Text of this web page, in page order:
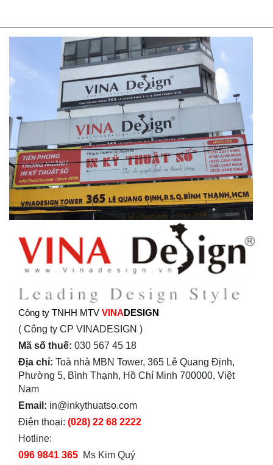
Công ty TNHH MTV VINADESIGN
( Công ty CP VINADESIGN )
Mã số thuế: 030 567 45 18
Địa chỉ: Toà nhà MBN Tower, 365 Lê Quang Định,
Phường 5, Bình Thạnh, Hồ Chí Minh 700000, Việt
Nam
Email: in@inkythuatso.com
Điện thoại: (028) 22 68 2222
Hotline:
096 9841 365 Ms Kim Quý